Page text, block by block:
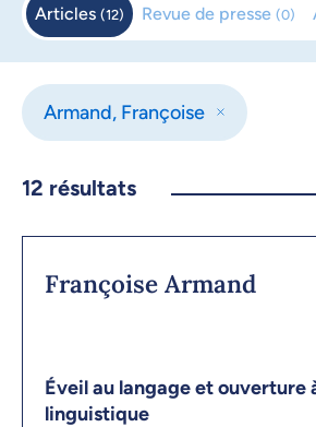
Articles (12) Revue de presse (0)
Armand, Françoise
12 résultats
Françoise Armand
Éveil au langage et ouverture
linguistique